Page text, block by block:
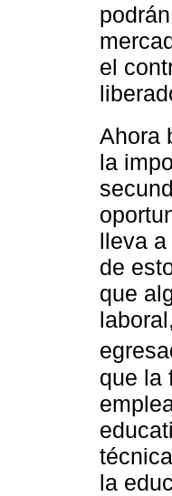
el
Ahora
la
lleva
de
que
que la
la